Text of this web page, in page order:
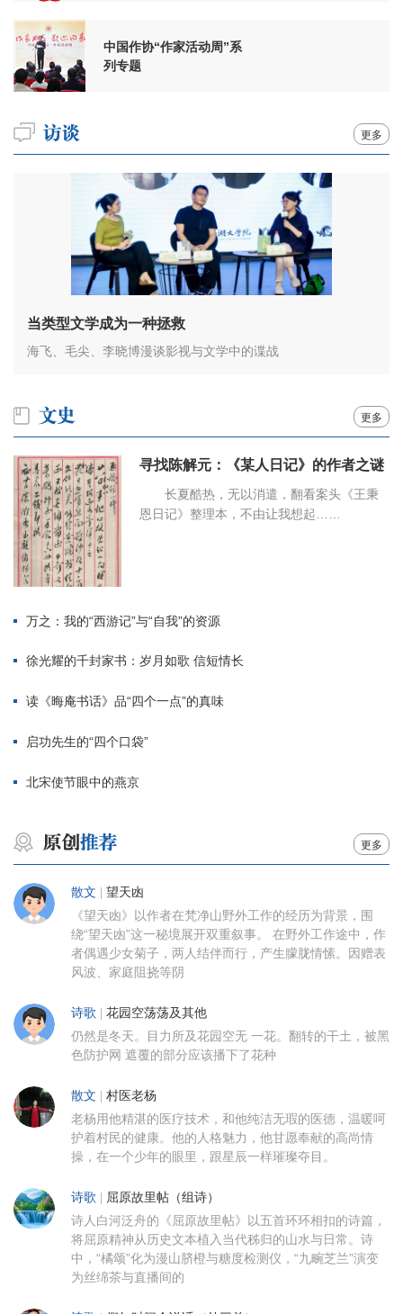
中国作协“作家活动周”系
列专题
更多
当类型文学成为一种拯救
海飞、毛尖、李晓博漫谈影视与文学中的谍战
更多
寻找陈解元：《某人日记》的作者之谜
长夏酷热，无以消遣，翻看案头《王秉
恩日记》整理本，不由让我想起……
万之：我的“西游记”与“自我”的资源
徐光耀的千封家书：岁月如歌 信短情长
读《晦庵书话》品“四个一点”的真味
启功先生的“四个口袋”
北宋使节眼中的燕京
更多
散文 望天凼
《望天凼》以作者在梵净山野外工作的经历为背景，围
绕“望天凼”这一秘境展开双重叙事。 在野外工作途中，作
者偶遇少女菊子，两人结伴而行，产生朦胧情愫。因赠表
风波、家庭阻挠等阴
诗歌 花园空荡荡及其他
仍然是冬天。目力所及花园空无 一花。翻转的干土，被黑
色防护网 遮覆的部分应该播下了花种
散文 村医老杨
老杨用他精湛的医疗技术，和他纯洁无瑕的医德，温暖呵
护着村民的健康。他的人格魅力，他甘愿奉献的高尚情
操，在一个少年的眼里，跟星辰一样璀璨夺目。
诗歌 屈原故里帖（组诗）
诗人白河泛舟的《屈原故里帖》以五首环环相扣的诗篇，
将屈原精神从历史文本植入当代秭归的山水与日常。诗
中，“橘颂”化为漫山脐橙与糖度检测仪，“九畹芝兰”演变
为丝绵茶与直播间的